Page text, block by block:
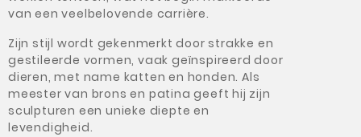
van een veelbelovende carrière.
Zijn stijl wordt gekenmerkt door strakke en
gestileerde vormen, vaak geïnspireerd door
dieren, met name katten en honden. Als
meester van brons en patina geeft hij zijn
sculpturen een unieke diepte en
levendigheid.